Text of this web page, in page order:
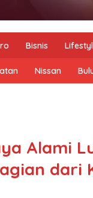
Bisnis
Nissan
Alami
dari